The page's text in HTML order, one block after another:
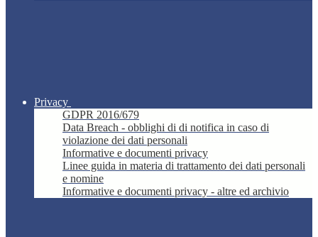
Privacy
GDPR 2016/679
Data Breach - obblighi di di notifica in caso di
violazione dei dati personali
Informative e documenti privacy
Linee guida in materia di trattamento dei dati personali
e nomine
Informative e documenti privacy - altre ed archivio